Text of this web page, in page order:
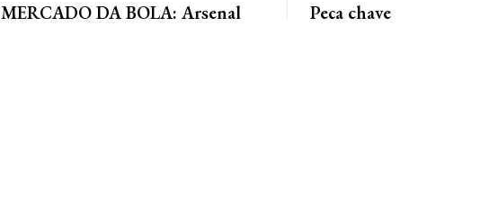
MERCADO DA BOLA: Arsenal
Peça chave